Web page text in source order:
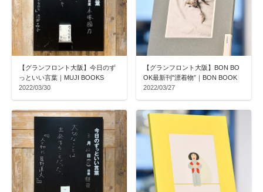
【グランフロント大阪】今日のず
っといい言葉｜MUJI BOOKS
2022/03/30
【グランフロント大阪】BON BO
OK最新刊"漂着物”｜BON BOOK
2022/03/27